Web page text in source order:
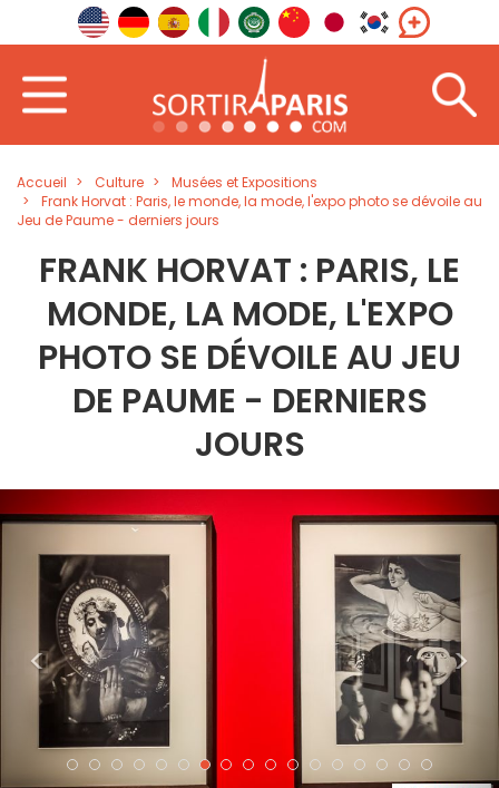
Accueil Culture
Musées et Expositions
Frank Horvat : Paris, le monde, la mode, l'expo photo se dévoile au
Jeu de Paume - derniers jours
FRANK HORVAT : PARIS, LE
MONDE, LA MODE, L'EXPO
PHOTO SE DÉVOILE AU JEU
DE PAUME - DERNIERS
JOURS
< >